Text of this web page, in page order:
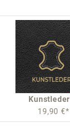
Kunstleder
19,90 €*